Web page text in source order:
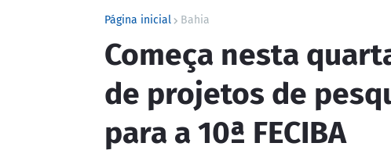
Página inicial Bahia
Começa nesta
de projetos de
para a 10ª FECIBA